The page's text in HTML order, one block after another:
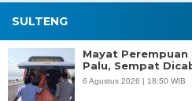
SULTENG
Mayat
Palu, Sempat
6 Agustus 2026 | 18:50 WIB